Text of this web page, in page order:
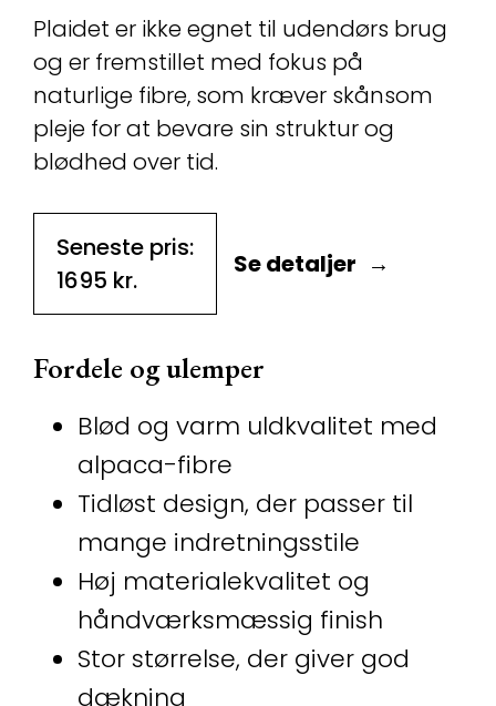
Plaidet er ikke egnet til udendørs brug
og er fremstillet med fokus på
naturlige fibre, som kræver skånsom
pleje for at bevare sin struktur og
blødhed over tid.
Fordele og ulemper
Blød og varm uldkvalitet med
alpaca-fibre
Tidløst design, der passer til
mange indretningsstile
Høj materialekvalitet og
håndværksmæssig finish
Stor størrelse, der giver god
dækning
Seneste pris:
1695 kr.
Se detaljer